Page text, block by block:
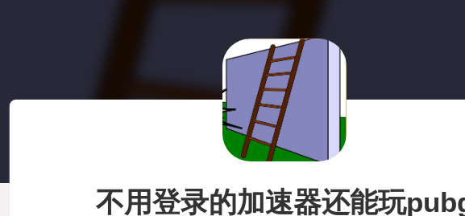
不用登录的加速器还能玩